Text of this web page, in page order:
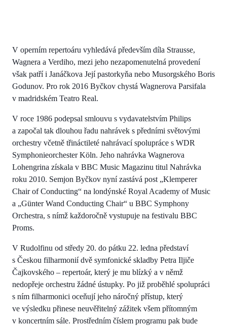
V operním repertoáru vyhledává především díla Strausse,
Wagnera a Verdiho, mezi jeho nezapomenutelná provedení
však patří i Janáčkova Její pastorkyňa nebo Musorgského Boris
Godunov. Pro rok 2016 Byčkov chystá Wagnerova Parsifala
v madridském Teatro Real.
V roce 1986 podepsal smlouvu s vydavatelstvím Philips
a započal tak dlouhou řadu nahrávek s předními světovými
orchestry včetně třináctileté nahrávací spolupráce s WDR
Symphonieorchester Köln. Jeho nahrávka Wagnerova
Lohengrina získala v BBC Music Magazinu titul Nahrávka
roku 2010. Semjon Byčkov nyní zastává post „Klemperer
Chair of Conducting“ na londýnské Royal Academy of Music
a „Günter Wand Conducting Chair“ u BBC Symphony
Orchestra, s nímž každoročně vystupuje na festivalu BBC
Proms.
V Rudolfinu od středy 20. do pátku 22. ledna představí
s Českou filharmonií dvě symfonické skladby Petra Iljiče
Čajkovského – repertoár, který je mu blízký a v němž
nedopřeje orchestru žádné ústupky. Po již proběhlé spolupráci
s ním filharmonici oceňují jeho náročný přístup, který
ve výsledku přinese neuvěřitelný zážitek všem přítomným
v koncertním sále. Prostředním číslem programu pak bude